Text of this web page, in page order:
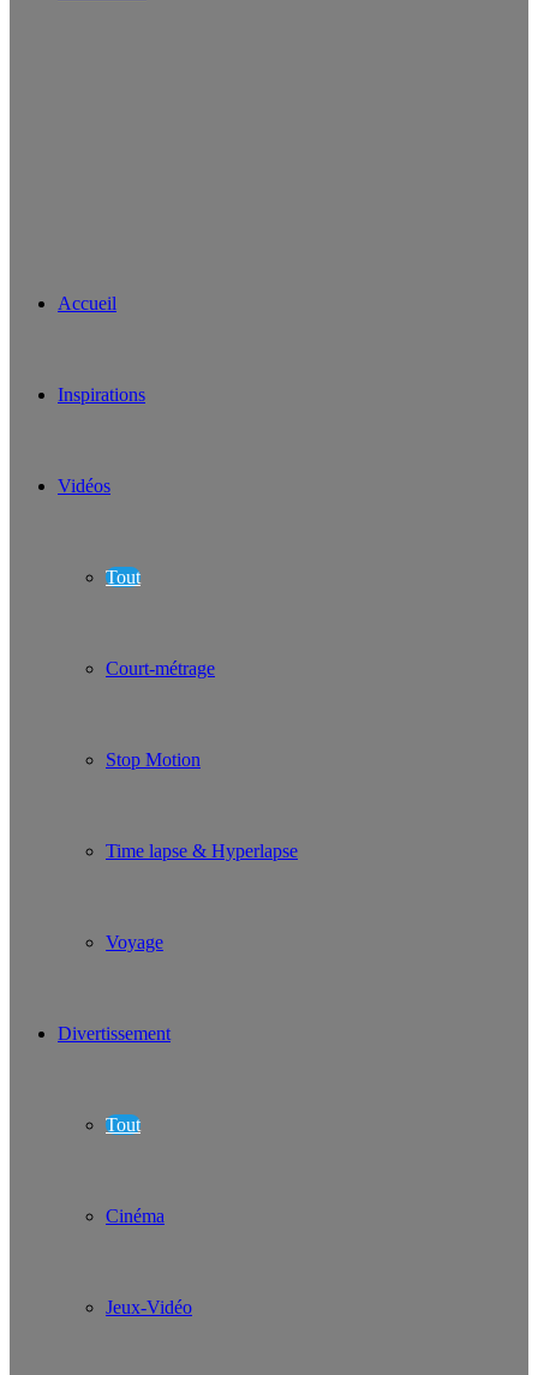
Accueil
Inspirations
Vidéos
Tout
Court-métrage
Stop Motion
Time lapse & Hyperlapse
Voyage
Divertissement
Tout
Cinéma
Jeux-Vidéo